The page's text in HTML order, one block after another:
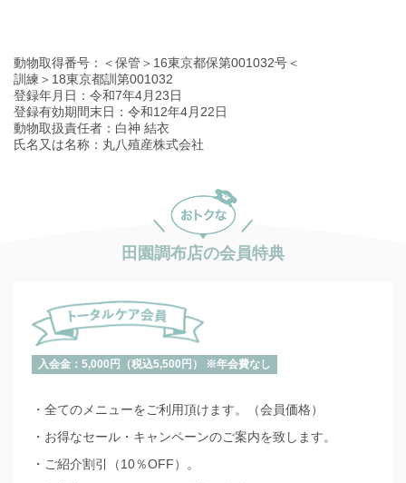
動物取得番号：＜保管＞16東京都保第001032号＜
訓練＞18東京都訓第001032
登録年月日：令和7年4月23日
登録有効期間末日：令和12年4月22日
動物取扱責任者：白神 結衣
氏名又は名称：丸八殖産株式会社
田園調布店の会員特典
入会金：5,000円（税込5,500円） ※年会費なし
・全てのメニューをご利用頂けます。（会員価格）
・お得なセール・キャンペーンのご案内を致します。
・ご紹介割引（10％OFF）。